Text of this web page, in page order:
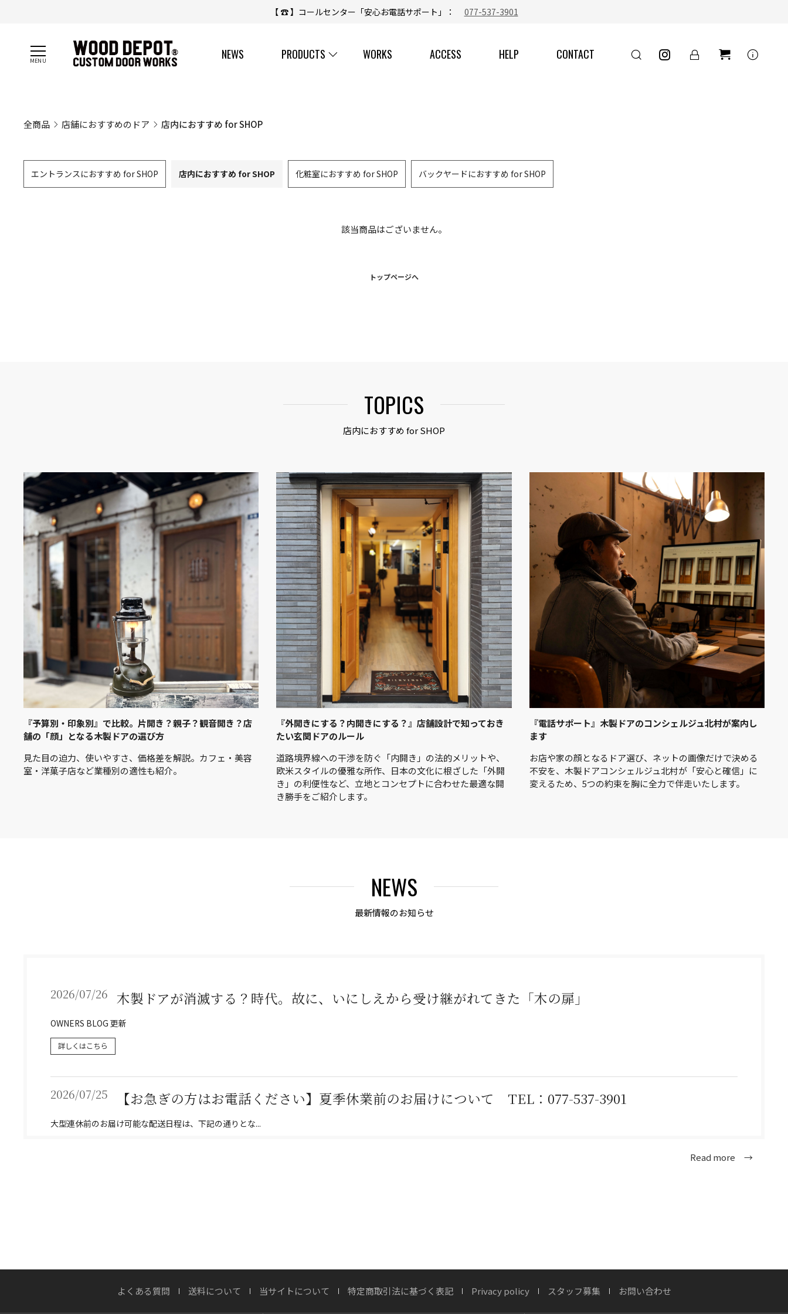
【 NEWS 】新着情報木製ドアが消滅する？時代。故に、いにしえから受け継がれてきた「木の扉」
NEWS PRODUCTS WORKS ACCESS HELP CONTACT info
全商品 店舗におすすめのドア 店内におすすめ for SHOP
エントランスにおすすめ for SHOP 店内におすすめ for SHOP 化粧室におすすめ for SHOP バックヤードにおすすめ for SHOP
該当商品はございません。
トップページへ
TOPICS
店内におすすめ for SHOP
『予算別・印象別』で比較。片開き？親子？観音開き？店
舗の「顔」となる木製ドアの選び方
見た目の迫力、使いやすさ、価格差を解説。カフェ・美容
室・洋菓子店など業種別の適性も紹介。
『外開きにする？内開きにする？』店舗設計で知っておき
たい玄関ドアのルール
道路境界線への干渉を防ぐ「内開き」の法的メリットや、
欧米スタイルの優雅な所作、日本の文化に根ざした「外開
き」の利便性など、立地とコンセプトに合わせた最適な開
き勝手をご紹介します。
『電話サポート』木製ドアのコンシェルジュ北村が案内し
ます
お店や家の顔となるドア選び、ネットの画像だけで決める
不安を、木製ドアコンシェルジュ北村が「安心と確信」に
変えるため、5つの約束を胸に全力で伴走いたします。
NEWS
最新情報のお知らせ
2026/07/26 木製ドアが消滅する？時代。故に、いにしえから受け継がれてきた「木の扉」
OWNERS BLOG 更新
詳しくはこちら
2026/07/25 【お急ぎの方はお電話ください】夏季休業前のお届けについて TEL：077-537-3901
大型連休前のお届け可能な配送日程は、下記の通りとな...
渓流が刻んだ時間、職人が刻む時間 ― 木製玄関ドア「ヘビーヴィンテージフィニッシュ」
Read more →
よくある質問 送料について 当サイトについて 特定商取引法に基づく表記 Privacy policy スタッフ募集 お問い合わせ